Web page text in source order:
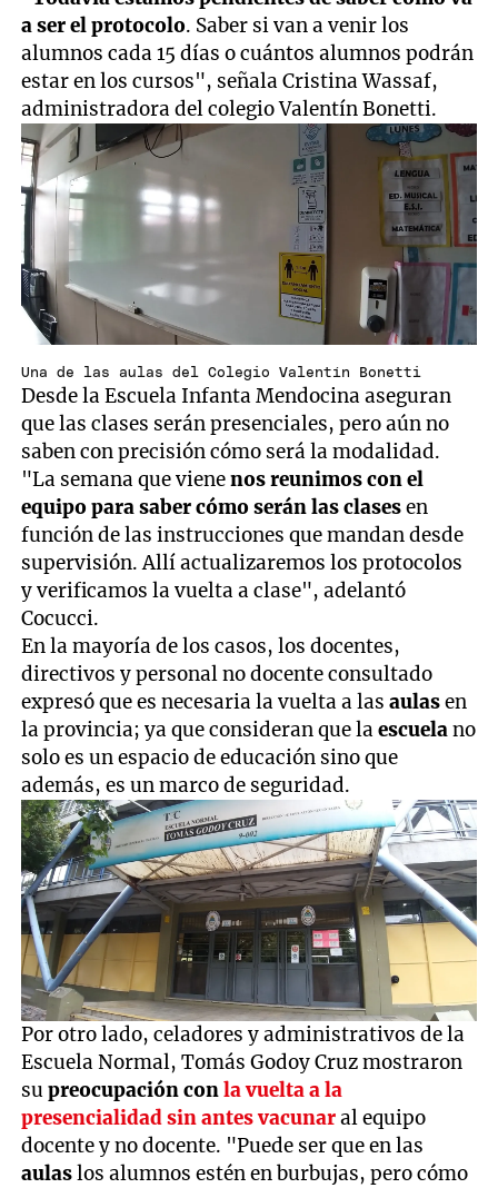
a ser el protocolo. Saber si van a venir los
alumnos cada 15 días o cuántos alumnos podrán
estar en los cursos", señala Cristina Wassaf,
administradora del colegio Valentín Bonetti.
Una de las aulas del Colegio Valentín Bonetti
Desde la Escuela Infanta Mendocina aseguran
que las clases serán presenciales, pero aún no
saben con precisión cómo será la modalidad.
"La semana que vienenos reunimos con el
equipo para saber cómo serán las clasesen
función de las instrucciones que mandan desde
supervisión. Allí actualizaremos los protocolos
y verificamos la vuelta a clase", adelantó
Cocucci.
En la mayoría de los casos, los docentes,
directivos y personal no docente consultado
expresó que es necesaria la vuelta a lasaulasen
la provincia; ya que consideran que laescuelano
solo es un espacio de educación sino que
además, es un marco de seguridad.
Por otro lado, celadores y administrativos de la
Escuela Normal, Tomás Godoy Cruz mostraron
supreocupación conla vuelta a la
presencialidad sin antes vacunaral equipo
docente y no docente. "Puede ser que en las
aulaslos alumnos estén en burbujas, pero cómo